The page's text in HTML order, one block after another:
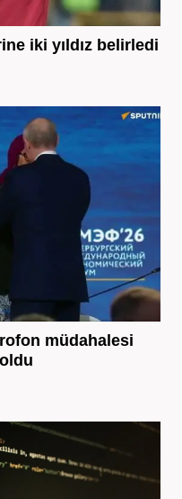
iki yıldız belirledi
müdahalesi